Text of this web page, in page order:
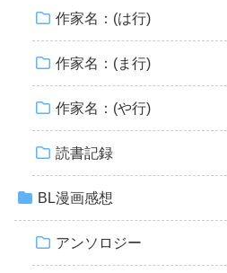
作家名：(は行)
作家名：(ま行)
作家名：(や行)
読書記録
BL漫画感想
アンソロジー